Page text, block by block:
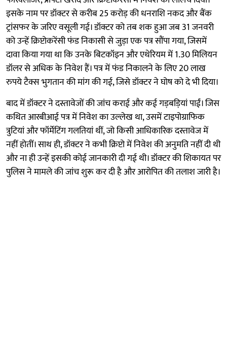
इसके नाम पर डॉक्टर से करीब 25 करोड़ की धनराशि नकद और बैंक
ट्रांसफर के जरिए वसूली गई। डॉक्टर को तब शक हुआ जब 31 जनवरी
को उन्हें क्रिप्टोकरेंसी फंड निकासी से जुड़ा एक पत्र सौंपा गया, जिसमें
दावा किया गया था कि उनके बिटकॉइन और एथेरियम में 1.30 मिलियन
डॉलर से अधिक के निवेश हैं। पत्र में फंड निकालने के लिए 20 लाख
रुपये टैक्स भुगतान की मांग की गई, जिसे डॉक्टर ने घोष को दे भी दिया।
बाद में डॉक्टर ने दस्तावेजों की जांच कराई और कई गड़बड़ियां पाईं। जिस
कथित आरबीआई पत्र में निवेश का उल्लेख था, उसमें टाइपोग्राफिक
त्रुटियां और फॉर्मेटिंग गलतियां थीं, जो किसी आधिकारिक दस्तावेज में
नहीं होतीं। साथ ही, डॉक्टर ने कभी क्रिप्टो में निवेश की अनुमति नहीं दी थी
और ना ही उन्हें इसकी कोई जानकारी दी गई थी। डॉक्टर की शिकायत पर
पुलिस ने मामले की जांच शुरू कर दी है और आरोपित की तलाश जारी है।